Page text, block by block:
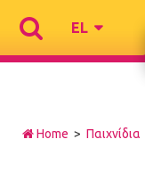
EL
Home > Παιχνίδια